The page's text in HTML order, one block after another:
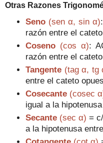
Otras Razones
Seno (sen α, sin α)
razón entre el
Coseno (cos α):
razón entre el
Tangente (tag α, tg
entre el cateto
Cosecante (cosec
igual a la
Secante (sec α) =
a la hipotenusa